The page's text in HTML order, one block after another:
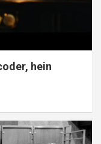
hein